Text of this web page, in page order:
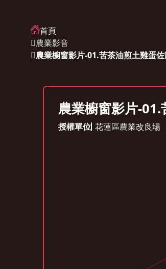
首頁
農業影音
農業櫥窗影片-01.苦茶油煎土雞蛋
農業櫥窗影片-
授權單位 花蓮區農業改良場